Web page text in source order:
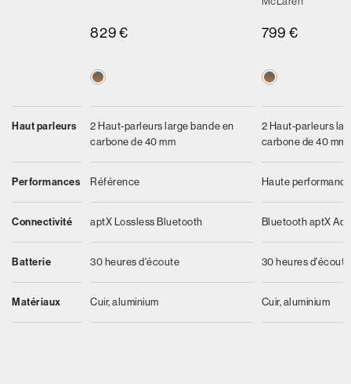
Haut parleurs
Performances
Connectivité
Batterie
Matériaux
829 €
2 Haut-parleurs large bande en
carbone de 40 mm
Référence
aptX Lossless Bluetooth
30 heures d'écoute
Cuir, aluminium
799 €
2 Haut-parleurs
carbone de 40 mm
Haute
Bluetooth aptX
30 heures d'écoute
Cuir, aluminium